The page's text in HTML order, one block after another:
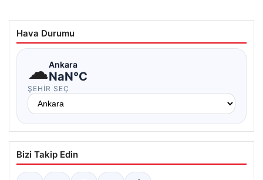
Hava Durumu
☁Ankara
NaN°C
ŞEHIR SEÇ
Bizi Takip Edin